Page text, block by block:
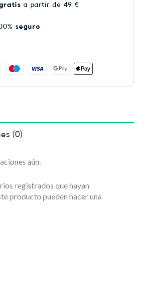
a partir de 49 €
seguro
(0)
aún.
registrados que hayan
producto pueden hacer una